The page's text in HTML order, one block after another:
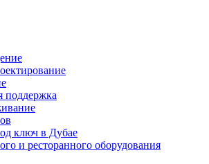
поддержка
ключ в Дубае
и ресторанного оборудования